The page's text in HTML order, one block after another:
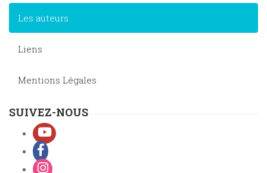
Les auteurs
Liens
Mentions Légales
SUIVEZ-NOUS